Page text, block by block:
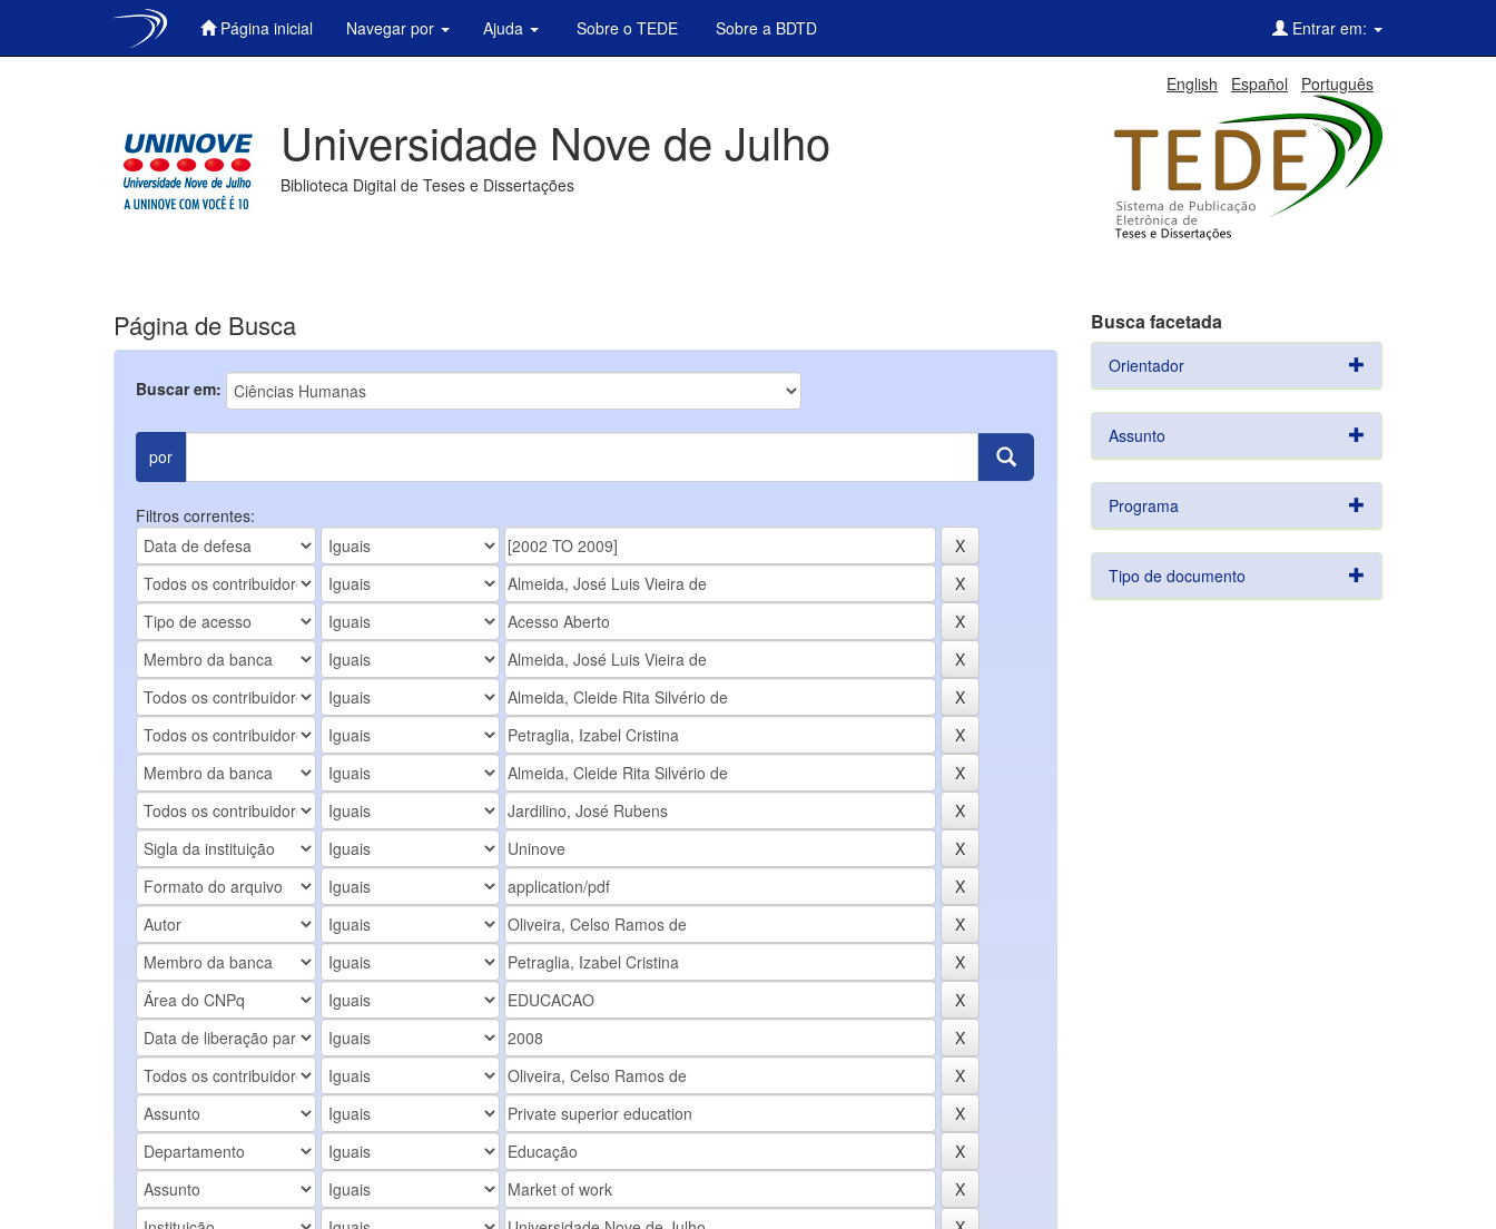
Página inicial Navegar por Ajuda Sobre o TEDE Sobre a BDTD Entrar em:
English Español Português
Universidade Nove de Julho
Biblioteca Digital de Teses e Dissertações
Página de Busca
Buscar em:
por
Filtros correntes:
Busca facetada
Orientador
Assunto
Programa
Tipo de documento